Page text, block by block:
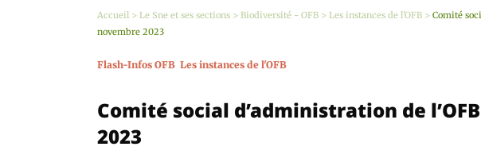
Accueil > Le Sne et ses sections > Biodiversité - OFB > Les instances de l'OFB > Comité
novembre 2023
Flash-Infos OFB Les instances de l'OFB
Comité social d’administration de
2023